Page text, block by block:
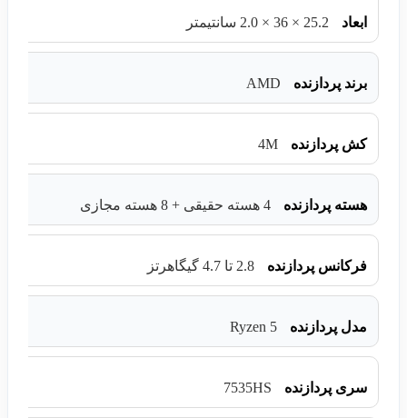
ابعاد 25.2 × 36 × 2.0 سانتیمتر
برند پردازنده AMD
کش پردازنده 4M
هسته پردازنده 4 هسته حقیقی + 8 هسته مجازی
فرکانس پردازنده 2.8 تا 4.7 گیگاهرتز
مدل پردازنده Ryzen 5
سری پردازنده 7535HS